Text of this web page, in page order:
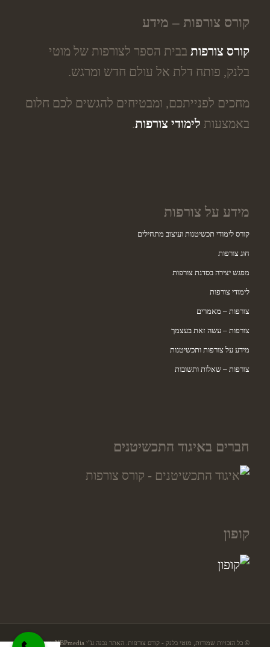
קורס צורפות – מידע
קורס צורפותבבית הספר לצורפות של מוטי
בלנק, פותח דלת אל עולם חדש ומרגש.
מחכים לפנייתכם, ומבטיחים להגשים לכם חלום
באמצעות לימודי צורפות.
מידע על צורפות
קורס לימודי תכשיטנות ועיצוב מתחילים
חוג צורפות
מפגש יצירה בסדנת צורפות
לימודי צורפות
צורפות – מאמרים
צורפות – עשה זאת בעצמך
מידע על צורפות ותכשיטנות
צורפות – שאלות ותשובות
חברים באיגוד התכשיטנים
קופון
© כל הזכויות שמורות, מוטי בלנק - קורס צורפות. האתר נבנה ע"י YBPmedia בניית אתרים